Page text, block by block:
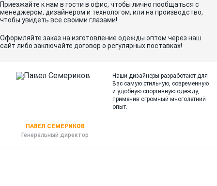
Приезжайте к нам в гости в офис, чтобы лично пообщаться с
менеджером, дизайнером и технологом, или на производство,
чтобы увидеть все своими глазами!
Оформляйте заказ на изготовление одежды оптом через наш
сайт либо заключайте договор о регулярных поставках!
ПАВЕЛ СЕМЕРИКОВ
Генеральный директор
Наши дизайнеры разработают для
Вас самую стильную, современную
и удобную спортивную одежду,
применив огромный многолетний
опыт.